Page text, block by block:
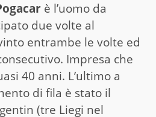
è l’uomo da
due volte al
entrambe le volte ed
Impresa che
40 anni. L’ultimo a
di fila è stato il
(tre Liegi nel